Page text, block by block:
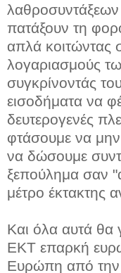
πατάξουν τη
απλά κοιτώντας
λογαριασμούς
συγκρίνοντάς
εισοδήματα να
δευτερογενές
φτάσουμε να
να δώσουμε
ξεπούλημα σαν
μέτρο έκτακτης
Και όλα αυτά θα
ΕΚΤ επαρκή
Ευρώπη από την